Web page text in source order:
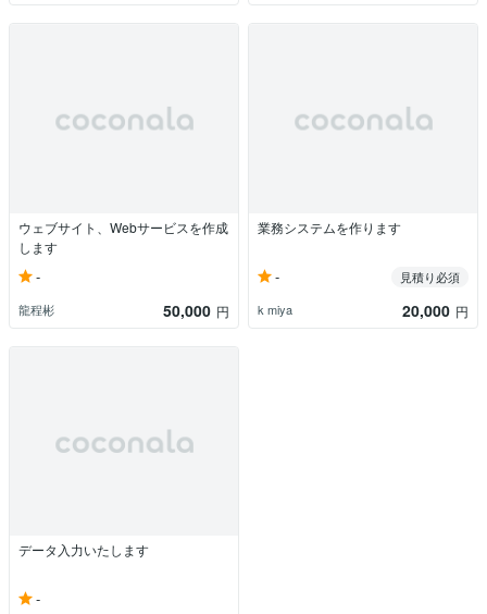
ウェブサイト、Webサービスを作成
します
-
龍程彬 50,000 円
業務システムを作ります
-
見積り必須
k miya
20,000 円
データ入力いたします
-